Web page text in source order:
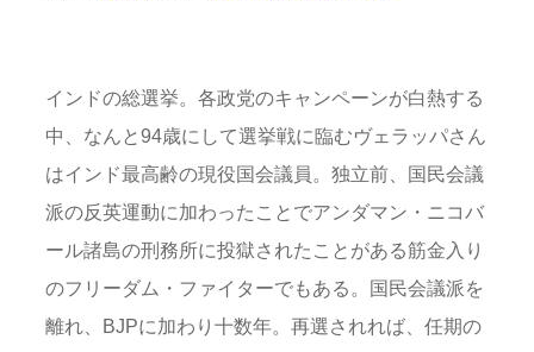
インドの総選挙。各政党のキャンペーンが白熱する
中、なんと94歳にして選挙戦に臨むヴェラッパさん
はインド最高齢の現役国会議員。独立前、国民会議
派の反英運動に加わったことでアンダマン・ニコバ
ール諸島の刑務所に投獄されたことがある筋金入り
のフリーダム・ファイターでもある。国民会議派を
離れ、BJPに加わり十数年。再選されれば、任期の